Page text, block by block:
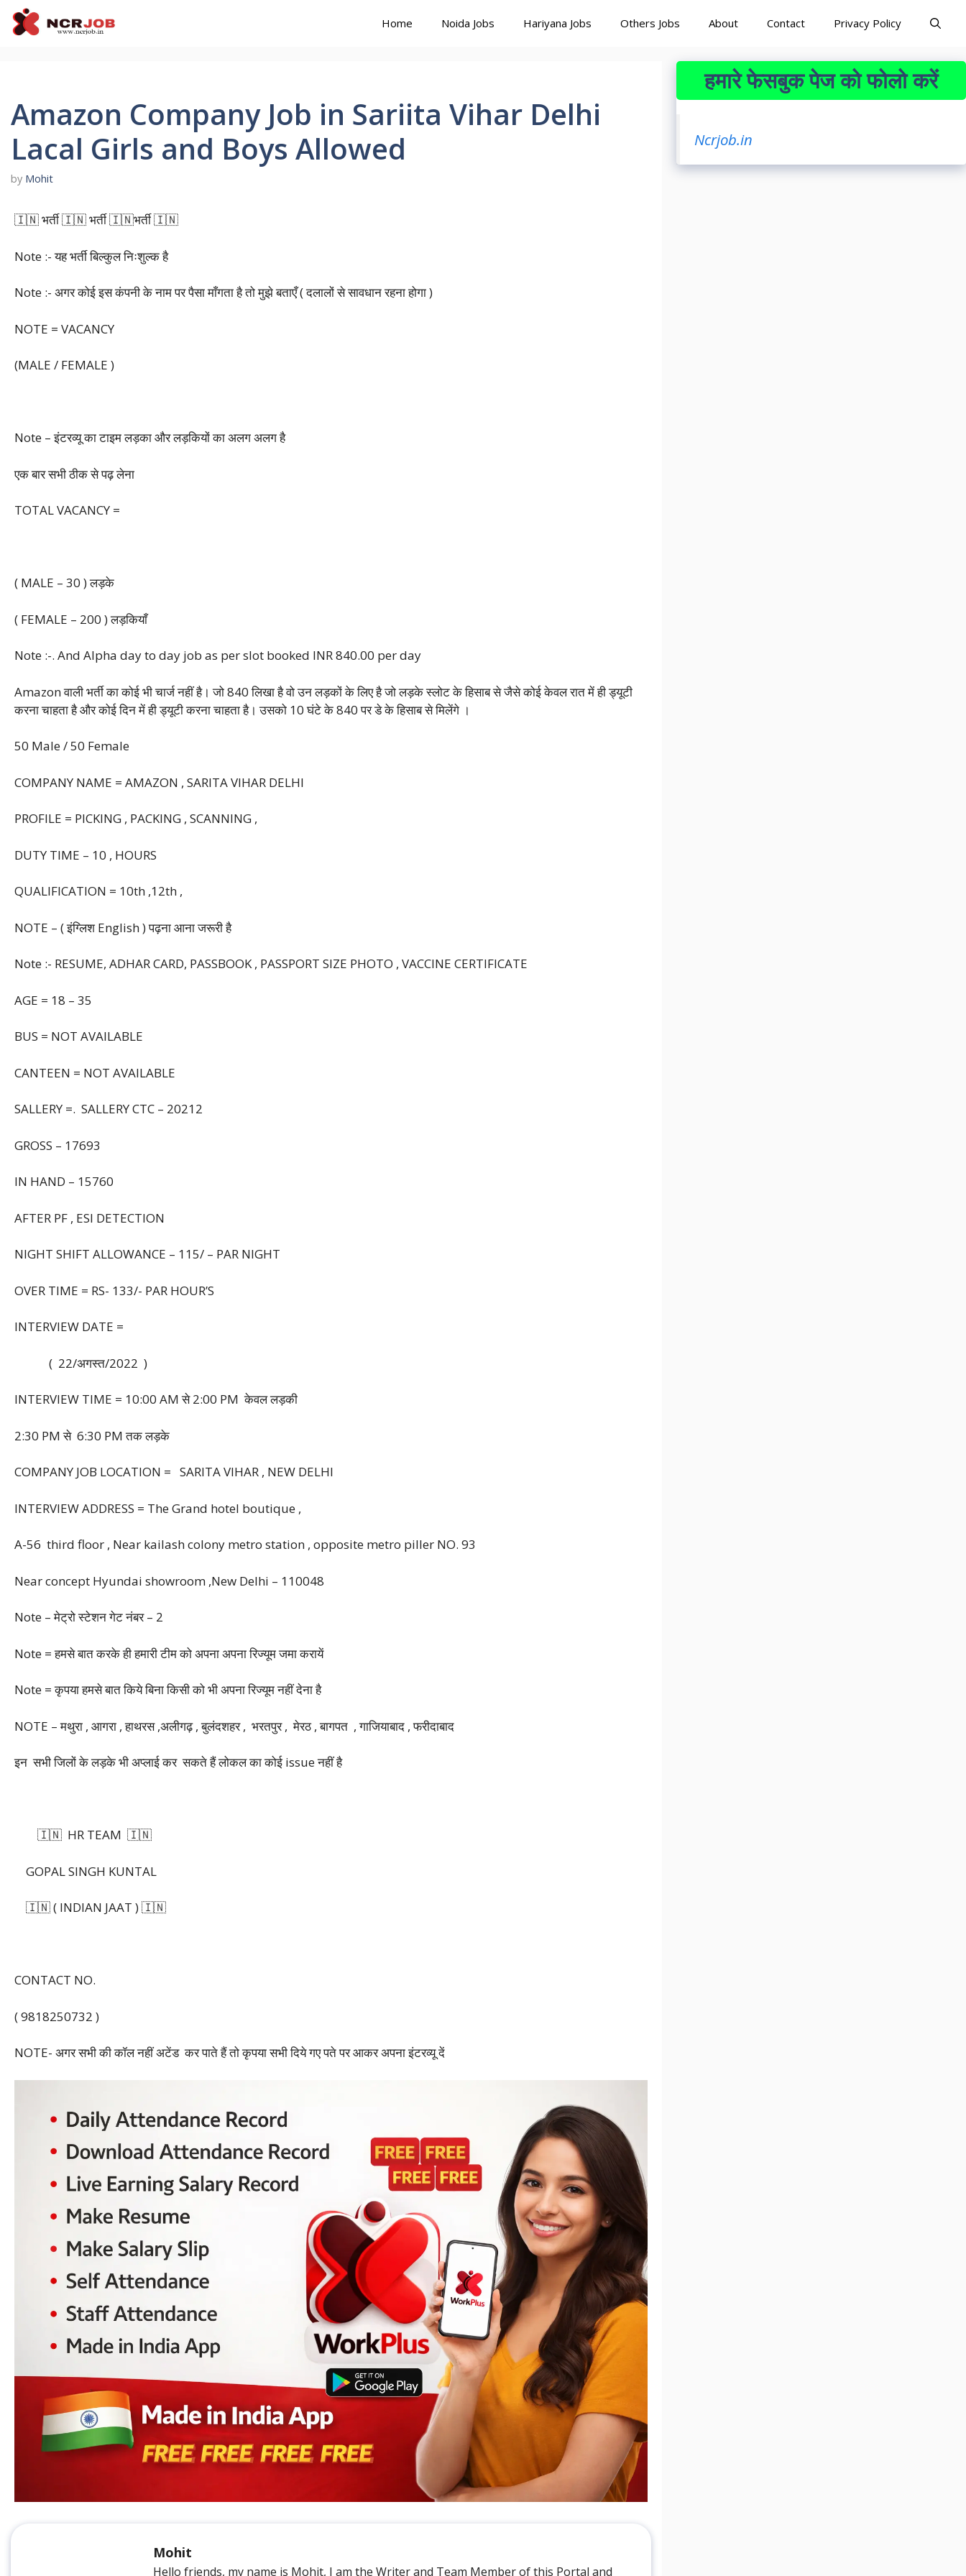
Skip
Home Noida Jobs Hariyana Jobs Others Jobs About Contact Privacy Policy
Amazon Company Job in Sariita Vihar Delhi
Lacal Girls and Boys Allowed
by Mohit
🇮🇳 भर्ती 🇮🇳 भर्ती 🇮🇳भर्ती 🇮🇳
Note :- यह भर्ती बिल्कुल निःशुल्क है
Note :- अगर कोई इस कंपनी के नाम पर पैसा माँगता है तो मुझे बताएँ ( दलालों से सावधान रहना होगा )
NOTE = VACANCY
(MALE / FEMALE )
Note – इंटरव्यू का टाइम लड़का और लड़कियों का अलग अलग है
एक बार सभी ठीक से पढ़ लेना
TOTAL VACANCY =
( MALE – 30 ) लड़के
( FEMALE – 200 ) लड़कियाँ
Note :-. And Alpha day to day job as per slot booked INR 840.00 per day
Amazon वाली भर्ती का कोई भी चार्ज नहीं है। जो 840 लिखा है वो उन लड़कों के लिए है जो लड़के स्लोट के हिसाब से जैसे कोई केवल रात में ही ड्यूटी
करना चाहता है और कोई दिन में ही ड्यूटी करना चाहता है। उसको 10 घंटे के 840 पर डे के हिसाब से मिलेंगे ।
50 Male / 50 Female
COMPANY NAME = AMAZON , SARITA VIHAR DELHI
PROFILE = PICKING , PACKING , SCANNING ,
DUTY TIME – 10 , HOURS
QUALIFICATION = 10th ,12th ,
NOTE – ( इंग्लिश English ) पढ़ना आना जरूरी है
Note :- RESUME, ADHAR CARD, PASSBOOK , PASSPORT SIZE PHOTO , VACCINE CERTIFICATE
AGE = 18 – 35
BUS = NOT AVAILABLE
CANTEEN = NOT AVAILABLE
SALLERY =. SALLERY CTC – 20212
GROSS – 17693
IN HAND – 15760
AFTER PF , ESI DETECTION
NIGHT SHIFT ALLOWANCE – 115/ – PAR NIGHT
OVER TIME = RS- 133/- PAR HOUR’S
INTERVIEW DATE =
( 22/अगस्त/2022 )
INTERVIEW TIME = 10:00 AM से 2:00 PM केवल लड़की
2:30 PM से 6:30 PM तक लड़के
COMPANY JOB LOCATION = SARITA VIHAR , NEW DELHI
INTERVIEW ADDRESS = The Grand hotel boutique ,
A-56 third floor , Near kailash colony metro station , opposite metro piller NO. 93
Near concept Hyundai showroom ,New Delhi – 110048
Note – मेट्रो स्टेशन गेट नंबर – 2
Note = हमसे बात करके ही हमारी टीम को अपना अपना रिज्यूम जमा करायें
Note = कृपया हमसे बात किये बिना किसी को भी अपना रिज्यूम नहीं देना है
NOTE – मथुरा , आगरा , हाथरस ,अलीगढ़ , बुलंदशहर , भरतपुर , मेरठ , बागपत , गाजियाबाद , फरीदाबाद
इन सभी जिलों के लड़के भी अप्लाई कर सकते हैं लोकल का कोई issue नहीं है
🇮🇳 HR TEAM 🇮🇳
GOPAL SINGH KUNTAL
🇮🇳 ( INDIAN JAAT ) 🇮🇳
CONTACT NO.
( 9818250732 )
NOTE- अगर सभी की कॉल नहीं अटेंड कर पाते हैं तो कृपया सभी दिये गए पते पर आकर अपना इंटरव्यू दें
Mohit
Hello friends, my name is Mohit, I am the Writer and Team Member of this Portal and
हमारे फेसबुक पेज को फोलो करें
Ncrjob.in